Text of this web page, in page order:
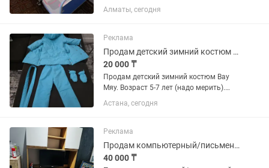
тормозах,два снимающиеся боковых
поручня,верхний держатель для
капельницы,остов кровати ,поручни...
Алматы, сегодня
Реклама
Продам детский зимний костюм Вау Мяу
20 000 ₸
Продам детский зимний костюм Вау
Мяу. Возраст 5-7 лет (надо мерить).
Относила 1 сезон. Шикарно держит
холод, гуляла всю зиму с красными
валбериз за 110к, на озоне такой...
Астана, сегодня
Реклама
Продам компьютерный/письменный стол в отличном состоянии.
40 000 ₸